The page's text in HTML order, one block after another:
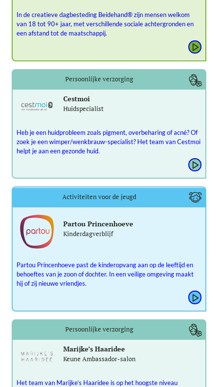
In de creatieve dagbesteding Beidehand® zijn mensen welkom
van 18 tot 90+ jaar, met verschillende sociale achtergronden en
een afstand tot de maatschappij.
Persoonlijke verzorging
Cestmoi
Huidspecialist
Heb je een huidprobleem zoals pigment, overbeharing of acné? Of
zoek je een wimper/wenkbrauw-specialist? Het team van Cestmoi
helpt je aan een gezonde huid.
Activiteiten voor de jeugd
Partou Princenhoeve
Kinderdagverblijf
Partou Princenhoeve past de kinderopvang aan op de leeftijd en
behoeftes van je zoon of dochter. In een veilige omgeving maakt
hij of zij nieuwe vriendjes.
Persoonlijke verzorging
Marijke’s Haaridee
Keune Ambassador-salon
Het team van Marijke’s Haaridee is op het hoogste niveau